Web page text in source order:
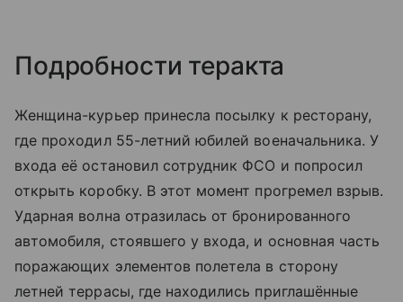
Подробности теракта
Женщина-курьер принесла посылку к ресторану,
где проходил 55-летний юбилей военачальника. У
входа её остановил сотрудник ФСО и попросил
открыть коробку. В этот момент прогремел взрыв.
Ударная волна отразилась от бронированного
автомобиля, стоявшего у входа, и основная часть
поражающих элементов полетела в сторону
летней террасы, где находились приглашённые